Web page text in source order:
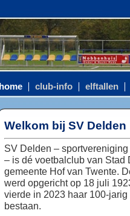
home club-info elftallen
Welkom bij SV Delden
SV Delden –
– is dé voetbalclub van Stad
gemeente Hof van Twente.
werd opgericht op 18 juli
vierde in 2023 haar 100-jarig
bestaan.